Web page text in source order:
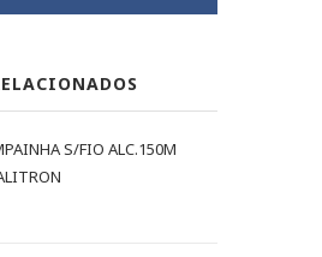
S/FIO ALC.150M